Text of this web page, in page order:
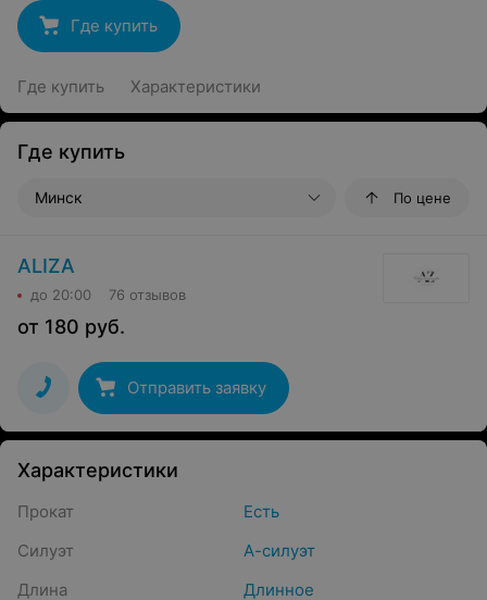
Где купить
Где купить Характеристики
Где купить
Минск По цене
ALIZA
до 20:00 76 отзывов
от 180 руб.
Отправить заявку
Характеристики
Прокат
Есть
Силуэт
А-силуэт
Длина
Длинное